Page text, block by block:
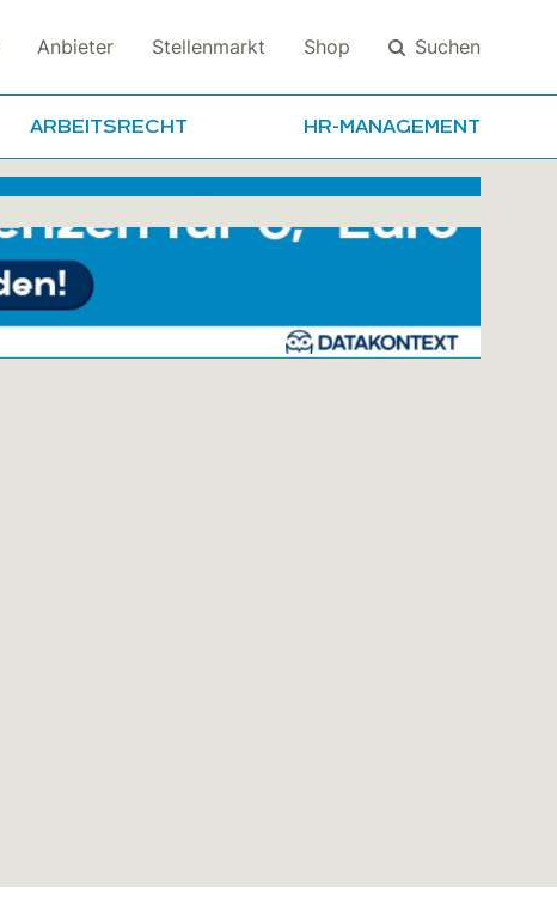
Anbieter Stellenmarkt Shop Suchen
ARBEITSRECHT HR-MANAGEMENT